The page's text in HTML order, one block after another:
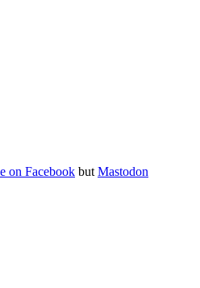
but Mastodon